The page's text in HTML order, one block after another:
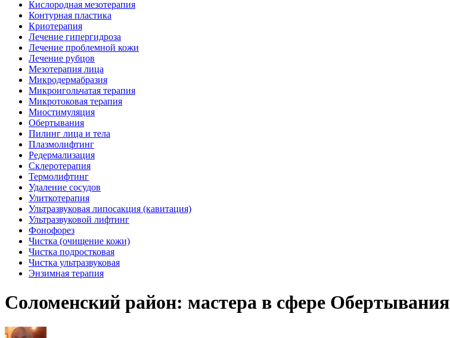
Кислородная мезотерапия
Контурная пластика
Криотерапия
Лечение гипергидроза
Лечение проблемной кожи
Лечение рубцов
Мезотерапия лица
Микродермабразия
Микроигольчатая терапия
Микротоковая терапия
Миостимуляция
Обертывания
Пилинг лица и тела
Плазмолифтинг
Редермализация
Склеротерапия
Термолифтинг
Удаление сосудов
Улиткотерапия
Ультразвуковая липосакция (кавитация)
Ультразвуковой лифтинг
Фонофорез
Чистка (очищение кожи)
Чистка подростковая
Чистка ультразвуковая
Энзимная терапия
Соломенский район: мастера в сфере Обертывания